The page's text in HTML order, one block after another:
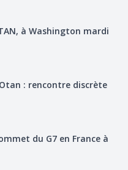
à Washington mardi
: rencontre discrète
du G7 en France à